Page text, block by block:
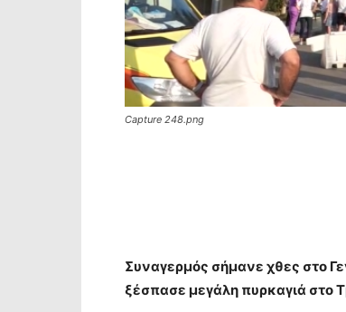
Capture 248.png
Συναγερμός σήμανε χθες στο
ξέσπασε μεγάλη πυρκαγιά στο